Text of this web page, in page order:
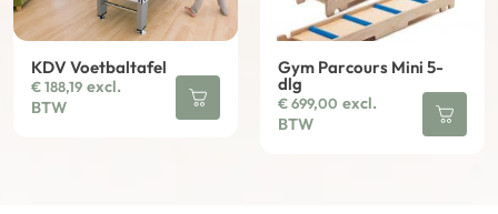
KDV Voetbaltafel
€188,19 excl.
BTW
Gym Parcours Mini 5-
dlg
€699,00 excl.
BTW